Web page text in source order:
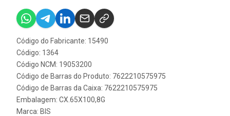
Código do Fabricante: 15490
Código: 1364
Código NCM: 19053200
Código de Barras do Produto: 7622210575975
Código de Barras da Caixa: 7622210575975
Embalagem: CX.65X100,8G
Marca: BIS